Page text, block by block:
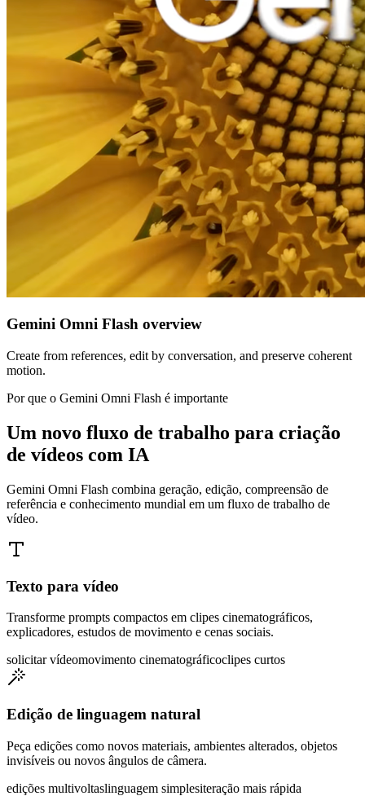
Gemini Omni Flash overview
Create from references, edit by conversation, and preserve coherent
motion.
Por que o Gemini Omni Flash é importante
Um novo fluxo de trabalho para criação
de vídeos com IA
Gemini Omni Flash combina geração, edição, compreensão de
referência e conhecimento mundial em um fluxo de trabalho de
vídeo.
Texto para vídeo
Transforme prompts compactos em clipes cinematográficos,
explicadores, estudos de movimento e cenas sociais.
solicitar vídeomovimento cinematográficoclipes curtos
Edição de linguagem natural
Peça edições como novos materiais, ambientes alterados, objetos
invisíveis ou novos ângulos de câmera.
edições multivoltaslinguagem simplesiteração mais rápida